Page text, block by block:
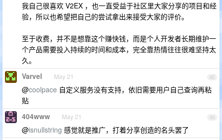
我自己很喜欢 V2EX ，也一直受益于社区里大家分享的项目和经
验，所以也希望把自己的尝试拿出来接受大家的评价。
至于收费，并不是想靠这个赚快钱，而是个人开发者长期维护一
个产品需要投入持续的时间和成本，完全靠热情往往很难坚持太
久。
42
Varvel May 21
@coolpace 自定义服务没有支持，依旧需要用户自己查询再粘
贴
43
404www May 21
@isnullstring 感觉就是推广，打着分享创造的名头罢了